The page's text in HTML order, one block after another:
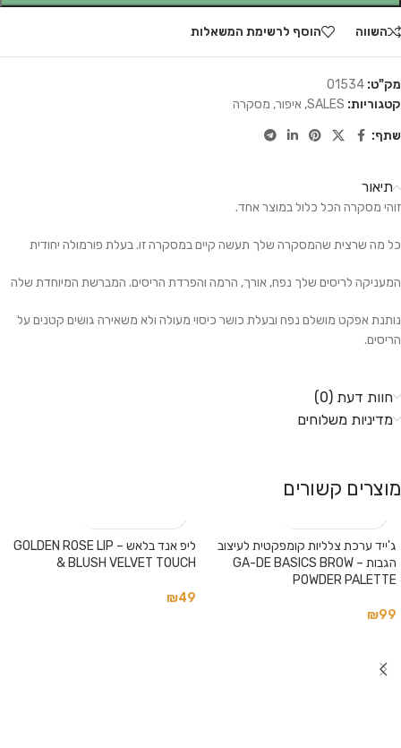
השווה הוסף לרשימת המשאלות
מק"ט: 01534
קטגוריות: SALES
, איפור, מסקרה
שתף:
תיאור
זוהי מסקרה הכל כלול במוצר אחד.
כל מה שרצית שהמסקרה שלך תעשה קיים במסקרה זו. בעלת פורמולה יחודית
המעניקה לריסים שלך נפח, אורך, הרמה והפרדת הריסים. המברשת המיוחדת שלה
נותנת אפקט מושלם נפח ובעלת כושר כיסוי מעולה ולא משאירה גושים קטנים על
הריסים.
חוות דעת (0)
מדיניות משלוחים
מוצרים קשורים
ג'ייד ערכת צלליות קומפקטית לעיצוב
הגבות – GA-DE BASICS BROW
POWDER PALETTE
₪99
ליפ אנד בלאש – GOLDEN ROSE LIP
& BLUSH VELVET TOUCH
₪49